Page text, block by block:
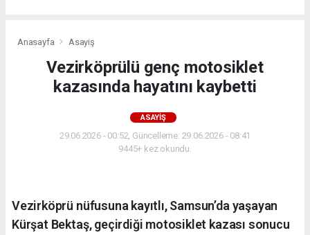
Anasayfa Asayiş
Vezirköprülü genç motosiklet
kazasında hayatını kaybetti
ASAYIŞ
29.06.2026 - 00:52, Güncelleme: 29.06.2026 - 08:41
9445+ kez okundu.
Vezirköprü nüfusuna kayıtlı, Samsun’da yaşayan
Kürşat Bektaş, geçirdiği motosiklet kazası sonucu